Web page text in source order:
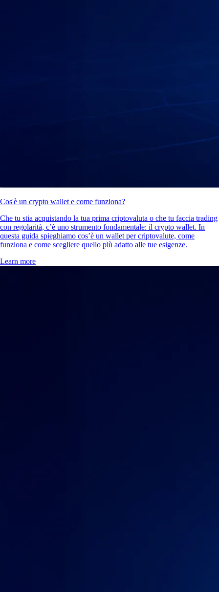
Cos'è un crypto wallet e come funziona?
Che tu stia acquistando la tua prima criptovaluta o che tu faccia trading
con regolarità, c’è uno strumento fondamentale: il crypto wallet. In
questa guida spieghiamo cos’è un wallet per criptovalute, come
funziona e come scegliere quello più adatto alle tue esigenze.
Learn more